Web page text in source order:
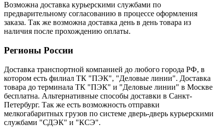
Возможна доставка курьерскими службами по
предварительному согласованию в процессе оформления
заказа. Так же возможна доставка день в день товара из
наличия после прохождению оплаты.
Регионы России
Доставка транспортной компанией до любого города РФ, в
котором есть филиал ТК "ПЭК", "Деловые линии". Доставка
товара до терминала ТК "ПЭК" и "Деловые линии" в Москве
бесплатна. Альтернативные способы доставки в Санкт-
Петербург. Так же есть возможность отправки
мелкогабаритных грузов по системе дверь-дверь курьерскими
службами "СДЭК" и "КСЭ".